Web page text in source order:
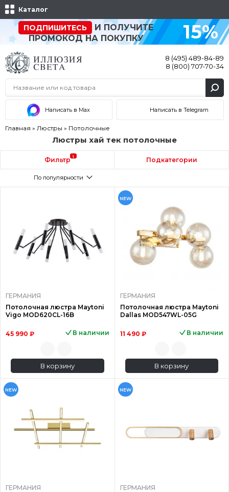
Каталог
ПОДПИШИТЕСЬ
И ПОЛУЧИТЕ
ПРОМОКОД НА ПОКУПКУ
15%
8 (495) 489-84-89
8 (800) 707-70-34
Написать в Max Написать в Telegram
Главная » Люстры » Потолочные
Люстры хай тек потолочные
Фильтр 1 Подкатегории
По популярности
ГЕРМАНИЯ
Потолочная люстра Maytoni
Vigo MOD620CL-16B
45 990 ₽ В наличии
В корзину
NEW
ГЕРМАНИЯ
Потолочная люстра Maytoni
Dallas MOD547WL-05G
11 490 ₽ В наличии
В корзину
NEW
ГЕРМАНИЯ
NEW
ГЕРМАНИЯ